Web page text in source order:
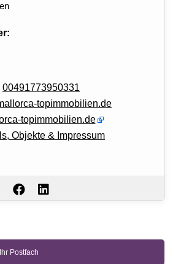
00491773950331
topimmobilien.de
topimmobilien.de
Objekte & Impressum
Postfach